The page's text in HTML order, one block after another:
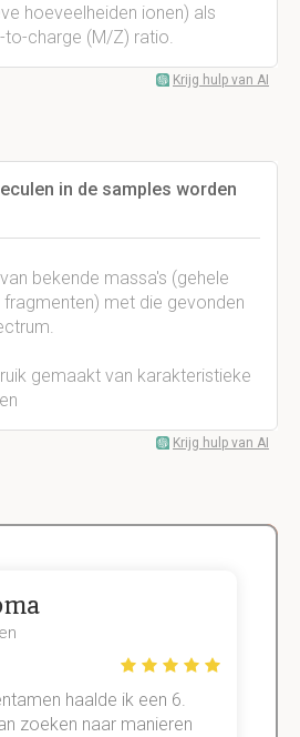
hoeveelheiden ionen) als
charge (M/Z) ratio.
Krijg hulp van AI
in de samples worden
bekende massa's (gehele
met die gevonden
gemaakt van karakteristieke
Krijg hulp van AI
haalde ik een 6.
zoeken naar manieren